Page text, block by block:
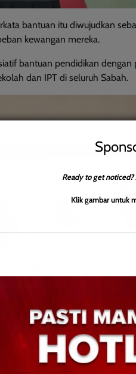
bantuan itu diwujudkan
kewangan mereka.
bantuan pendidikan
dan IPT di seluruh Sabah.
Ready to get noticed?
Klik gambar untuk